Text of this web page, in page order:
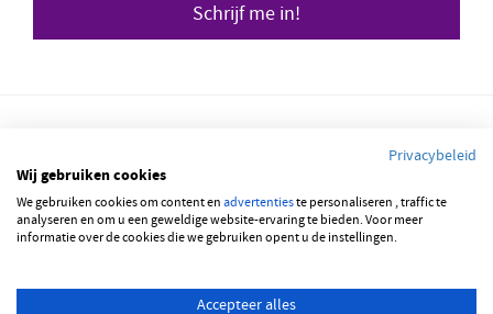
Schrijf me in!
© 2026 JOBBSQUARE
NEDERLANDS
Privacybeleid
Wij gebruiken cookies
We gebruiken cookies om content en advertentieste personaliseren , traffic te
analyseren en om u een geweldige website-ervaring te bieden. Voor meer
informatie over de cookies die we gebruiken opent u de instellingen.
Accepteer alles